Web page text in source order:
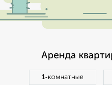
Аренда
1‑комнатные